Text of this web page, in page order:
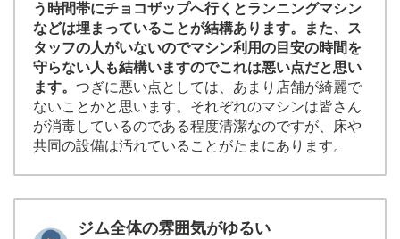
う時間帯にチョコザップへ行くとランニングマシン
などは埋まっていることが結構あります。また、ス
タッフの人がいないのでマシン利用の目安の時間を
守らない人も結構いますのでこれは悪い点だと思い
ます。 つぎに悪い点としては、あまり店舗が綺麗で
ないことかと思います。それぞれのマシンは皆さん
が消毒しているのである程度清潔なのですが、床や
共同の設備は汚れていることがたまにあります。
ジム全体の雰囲気がゆるい